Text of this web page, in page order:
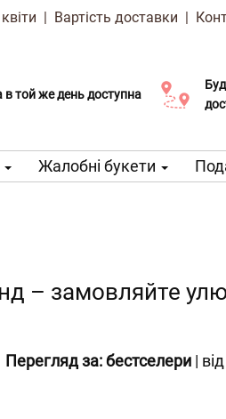
| Вартість доставки |
той же день доступна
99 CZK
доставки
Жалобні букети
– замовляйте
Перегляд за:бестселери |